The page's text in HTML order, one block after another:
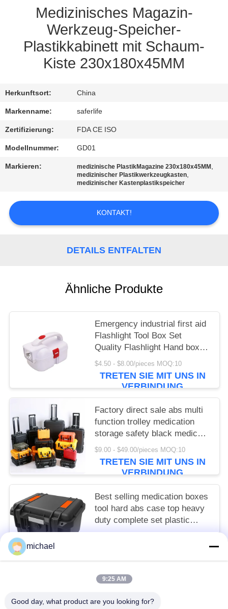
NEUIGKEITEN
RECHTSSACHEN
BITTE UM
EIN
ANGEBOT
SITEMAP
DATENSCHUTZRICHTLINIE
Medizinisches Magazin-
Werkzeug-Speicher-
Plastikkabinett mit Schaum-
Kiste 230x180x45MM
Herkunftsort: China
Markenname: saferlife
Zertifizierung: FDA CE ISO
Modellnummer: GD01
Markieren: medizinische PlastikMagazine 230x180x45MM ,
medizinischer Plastikwerkzeugkasten,
medizinischer Kastenplastikspeicher
KONTAKT!
DETAILS ENTFALTEN
Ähnliche Produkte
Emergency industrial first aid
Flashlight Tool Box Set
Quality Flashlight Hand box
Flashlight Tool box case
$4.50 - $8.00/pieces MOQ:10
TRETEN SIE MIT UNS IN
VERBINDUNG
Factory direct sale abs multi
function trolley medication
storage safety black medical
tools plastic box
$9.00 - $49.00/pieces MOQ:10
TRETEN SIE MIT UNS IN
VERBINDUNG
Best selling medication boxes
tool hard abs case top heavy
duty complete set plastic
safety box
VERBINDUNG
michael
9:25 AM
Good day, what product are you looking for?